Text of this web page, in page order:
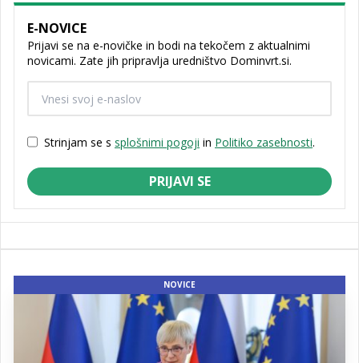
E-NOVICE
Prijavi se na e-novičke in bodi na tekočem z aktualnimi
novicami. Zate jih pripravlja uredništvo Dominvrt.si.
Strinjam se s splošnimi pogoji in Politiko zasebnosti.
PRIJAVI SE
NOVICE